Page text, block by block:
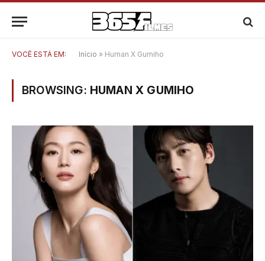
VOCÊ ESTÁ EM: Início » Human X Gumiho
BROWSING: HUMAN X GUMIHO